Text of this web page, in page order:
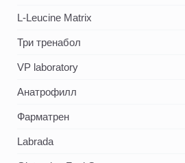
L-Leucine Matrix
Три тренабол
VP laboratory
Анатрофилл
Фарматрен
Labrada